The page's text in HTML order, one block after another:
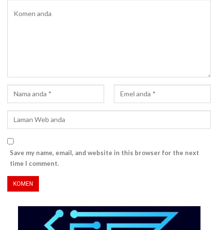
Save my name, email, and website in this browser for the next
time I comment.